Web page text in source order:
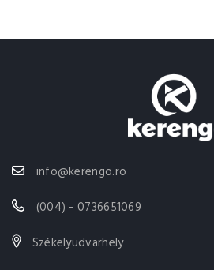
info@kerengo.ro
(004) - 0736651069
Székelyudvarhely